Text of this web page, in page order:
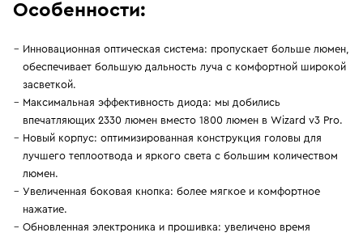
Особенности:
Инновационная оптическая система: пропускает больше люмен,
обеспечивает большую дальность луча с комфортной широкой
засветкой.
Максимальная эффективность диода: мы добились
впечатляющих 2330 люмен вместо 1800 люмен в Wizard v3 Pro.
Новый корпус: оптимизированная конструкция головы для
лучшего теплоотвода и яркого света с большим количеством
люмен.
Увеличенная боковая кнопка: более мягкое и комфортное
нажатие.
Обновленная электроника и прошивка: увеличено время